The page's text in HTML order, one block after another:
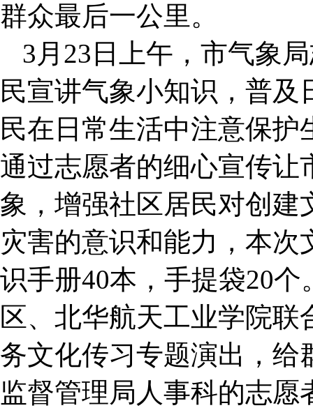
群众最后一公里。
3月23日上午，市气象
民宣讲气象小知识，普
民在日常生活中注意保
通过志愿者的细心宣传让
象，增强社区居民对创建
灾害的意识和能力，本
识手册40本，手提袋20
区、北华航天工业学院联
务文化传习专题演出，给
监督管理局人事科的志